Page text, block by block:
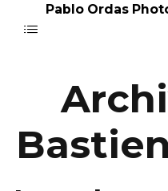
Pablo Ordas